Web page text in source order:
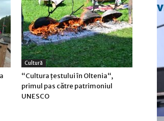
Cultură
“Cultura țestului în Oltenia“,
primul pas către patrimoniul
UNESCO